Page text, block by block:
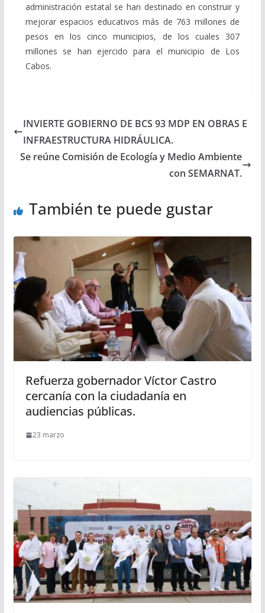
administración estatal se han destinado en construir y
mejorar espacios educativos más de 763 millones de
pesos en los cinco municipios, de los cuales 307
millones se han ejercido para el municipio de Los
Cabos.
INVIERTE GOBIERNO DE BCS 93 MDP EN OBRAS E
INFRAESTRUCTURA HIDRÁULICA.
Se reúne Comisión de Ecología y Medio Ambiente
con SEMARNAT.
También te puede gustar
Refuerza gobernador Víctor Castro
cercanía con la ciudadanía en
audiencias públicas.
23 marzo